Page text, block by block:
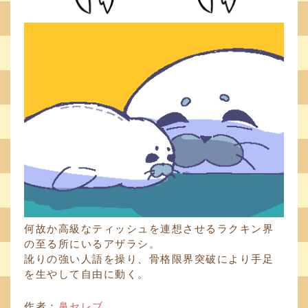
何故か高級なティッシュを連想させるラクキン界
の至る所にいるアザラシ。
訛りの強い人語を操り、骨格限界突破により手足
を生やして自由に動く。